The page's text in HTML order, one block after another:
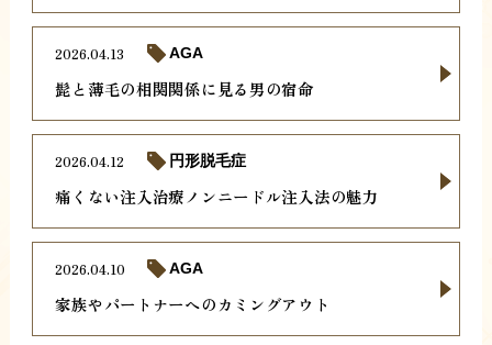
髭と薄毛の相関関係に見る男の宿命
2026.04.13 AGA
痛くない注入治療ノンニードル注入法の魅力
2026.04.12 円形脱毛症
家族やパートナーへのカミングアウト
2026.04.10 AGA